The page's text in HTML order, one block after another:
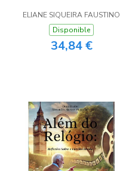
ELIANE SIQUEIRA FAUSTINO
Disponible
34,84 €